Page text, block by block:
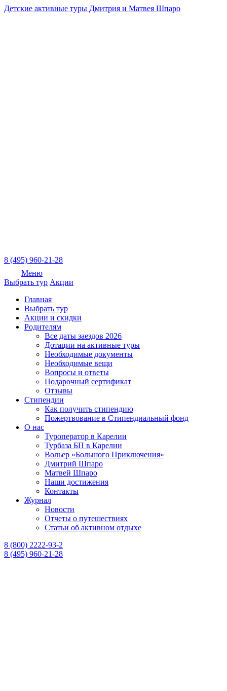
Детские активные туры Дмитрия и Матвея Шпаро
8 (495) 960-21-28
Меню
Выбрать тур Акции
Главная
Выбрать тур
Акции и скидки
Родителям
Все даты заездов 2026
Дотации на активные туры
Необходимые документы
Необходимые вещи
Вопросы и ответы
Подарочный сертификат
Отзывы
Стипендии
Как получить стипендию
Пожертвование в Стипендиальный фонд
О нас
Туроператор в Карелии
Турбаза БП в Карелии
Вольер «Большого Приключения»
Дмитрий Шпаро
Матвей Шпаро
Наши достижения
Контакты
Журнал
Новости
Отчеты о путешествиях
Статьи об активном отдыхе
8 (800) 2222-93-2
8 (495) 960-21-28